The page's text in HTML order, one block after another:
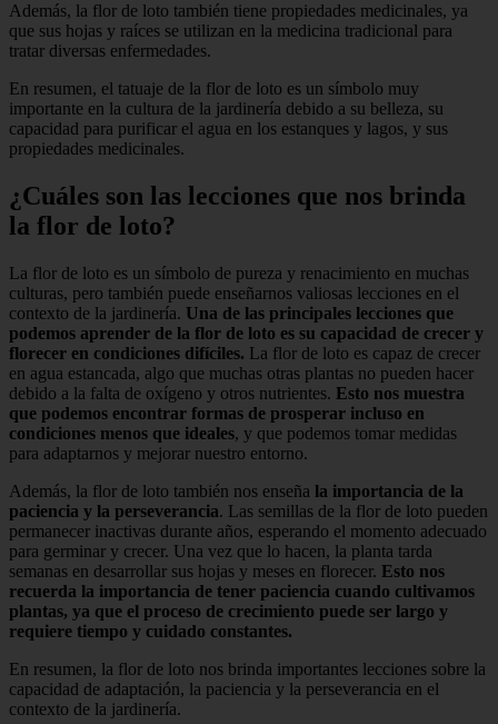
Además, la flor de loto también tiene propiedades medicinales, ya
que sus hojas y raíces se utilizan en la medicina tradicional para
tratar diversas enfermedades.
En resumen, el tatuaje de la flor de loto es un símbolo muy
importante en la cultura de la jardinería debido a su belleza, su
capacidad para purificar el agua en los estanques y lagos, y sus
propiedades medicinales.
¿Cuáles son las lecciones que nos brinda
la flor de loto?
La flor de loto es un símbolo de pureza y renacimiento en muchas
culturas, pero también puede enseñarnos valiosas lecciones en el
contexto de la jardinería. Una de las principales lecciones que
podemos aprender de la flor de loto es su capacidad de crecer y
florecer en condiciones difíciles. La flor de loto es capaz de crecer
en agua estancada, algo que muchas otras plantas no pueden hacer
debido a la falta de oxígeno y otros nutrientes. Esto nos muestra
que podemos encontrar formas de prosperar incluso en
condiciones menos que ideales, y que podemos tomar medidas
para adaptarnos y mejorar nuestro entorno.
Además, la flor de loto también nos enseña la importancia de la
paciencia y la perseverancia. Las semillas de la flor de loto pueden
permanecer inactivas durante años, esperando el momento adecuado
para germinar y crecer. Una vez que lo hacen, la planta tarda
semanas en desarrollar sus hojas y meses en florecer. Esto nos
recuerda la importancia de tener paciencia cuando cultivamos
plantas, ya que el proceso de crecimiento puede ser largo y
requiere tiempo y cuidado constantes.
En resumen, la flor de loto nos brinda importantes lecciones sobre la
capacidad de adaptación, la paciencia y la perseverancia en el
contexto de la jardinería.